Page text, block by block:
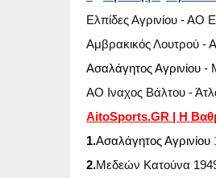
Ελπίδες Αγρινίου -ΑΟ
Αμβρακικός Λουτρού
Ασαλάγητος Αγρινίου -
ΑΟ Ιναχος Βάλτου -
AitoSports.GR | Η
1.Ασαλάγητος Αγρινίου
2.Μεδεών Κατούνα